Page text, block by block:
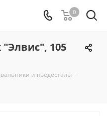
0
105
и пьедесталы -